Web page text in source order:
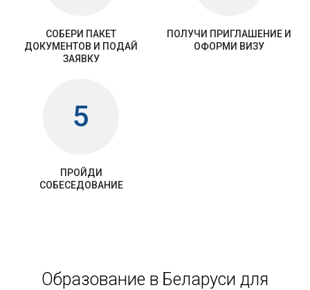
СОБЕРИ ПАКЕТ
ДОКУМЕНТОВ И ПОДАЙ
ЗАЯВКУ
ПОЛУЧИ ПРИГЛАШЕНИЕ И
ОФОРМИ ВИЗУ
5
ПРОЙДИ
СОБЕСЕДОВАНИЕ
Образование в Беларуси для